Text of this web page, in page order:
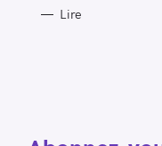
Lire
r